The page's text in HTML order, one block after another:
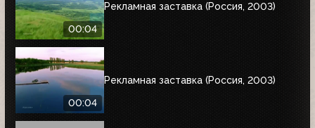
00:04
Рекламная заставка (Россия, 2003)
00:04
Рекламная заставка (Россия, 2003)